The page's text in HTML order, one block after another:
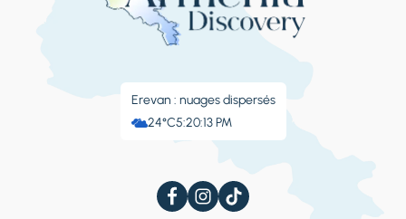
Erevan : nuages ​​dispersés
24°C5:20:13 PM